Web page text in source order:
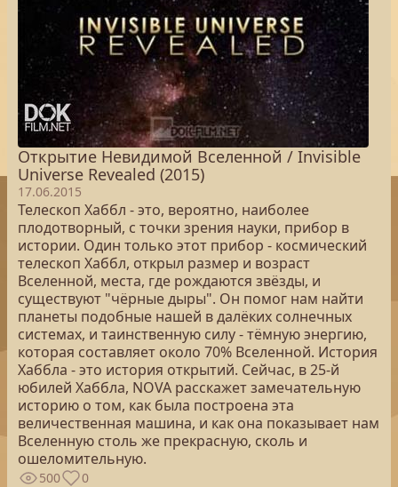
Открытие Невидимой Вселенной / Invisible
Universe Revealed (2015)
17.06.2015
Телескоп Хаббл - это, вероятно, наиболее
плодотворный, с точки зрения науки, прибор в
истории. Один только этот прибор - космический
телескоп Хаббл, открыл размер и возраст
Вселенной, места, где рождаются звёзды, и
существуют "чёрные дыры". Он помог нам найти
планеты подобные нашей в далёких солнечных
системах, и таинственную силу - тёмную энергию,
которая составляет около 70% Вселенной. История
Хаббла - это история открытий. Сейчас, в 25-й
юбилей Хаббла, NOVA расскажет замечательную
историю о том, как была построена эта
величественная машина, и как она показывает нам
Вселенную столь же прекрасную, сколь и
ошеломительную.
500 0